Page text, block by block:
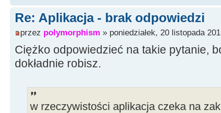
Re: Aplikacja - brak odpowiedzi
przez polymorphism » poniedziałek, 20 listopada
Ciężko odpowiedzieć na takie pytanie,
dokładnie robisz.
w rzeczywistości aplikacja czeka na